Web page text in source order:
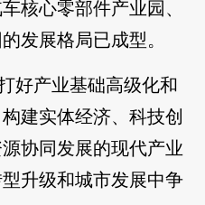
核心零部件产业园、
发展格局已成型。
好产业基础高级化和
建实体经济、科技创
协同发展的现代产业
升级和城市发展中争